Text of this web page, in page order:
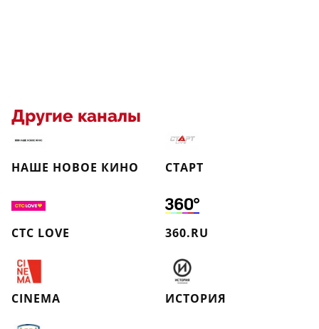
Другие каналы
НАШЕ НОВОЕ КИНО СТАРТ
СТС LOVE 360.RU
CINEMA ИСТОРИЯ